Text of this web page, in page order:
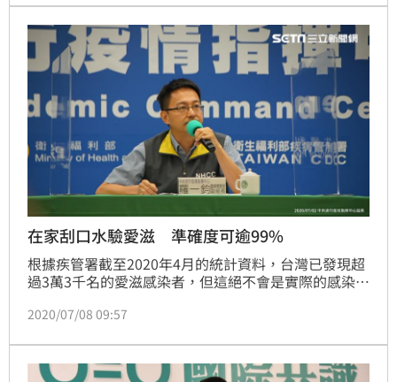
在家刮口水驗愛滋 準確度可逾99%
根據疾管署截至2020年4月的統計資料，台灣已發現超
過3萬3千名的愛滋感染者，但這絕不會是實際的感染者
找出更多的「黑數」（未發現的感染者），並引導這些
性症狀，有些人染病後甚至沒有症狀，因此篩檢就是最
有效的防範方式。（記者：陳弋）
2020/07/08 09:57